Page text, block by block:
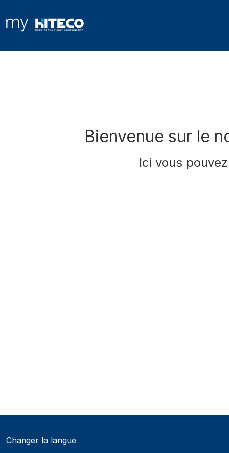
Bienvenue sur le
Ici vous
Changer la langue